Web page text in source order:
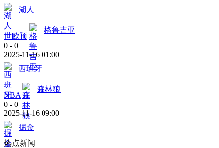
湖人
世欧预
格鲁吉亚
0 - 0
2025-11-16 01:00
西班牙
NBA
森林狼
0 - 0
2025-11-16 09:00
掘金
热点新闻